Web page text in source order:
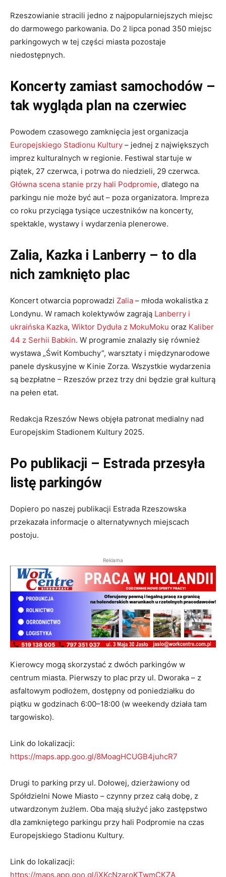
Rzeszowianie stracili jedno z najpopularniejszych miejsc
do darmowego parkowania. Do 2 lipca ponad 350 miejsc
parkingowych w tej części miasta pozostaje
niedostępnych.
Koncerty zamiast samochodów –
tak wygląda plan na czerwiec
Powodem czasowego zamknięcia jest organizacja
Europejskiego Stadionu Kultury – jednej z największych
imprez kulturalnych w regionie. Festiwal startuje w
piątek, 27 czerwca, i potrwa do niedzieli, 29 czerwca.
Główna scena stanie przy hali Podpromie, dlatego na
parkingu nie może być aut – poza organizatora. Impreza
co roku przyciąga tysiące uczestników na koncerty,
spektakle, wystawy i wydarzenia plenerowe.
Zalia, Kazka i Lanberry – to dla
nich zamknięto plac
Koncert otwarcia poprowadzi Zalia – młoda wokalistka z
Londynu. W ramach kolektywów zagrają Lanberry i
ukraińska Kazka, Wiktor Dyduła z MokuMoku oraz Kaliber
44 z Serhii Babkin. W programie znalazły się również
wystawa „Świt Kombuchy”, warsztaty i międzynarodowe
panele dyskusyjne w Kinie Zorza. Wszystkie wydarzenia
są bezpłatne – Rzeszów przez trzy dni będzie grał kulturą
na pełen etat.
Redakcja Rzeszów News objęła patronat medialny nad
Europejskim Stadionem Kultury 2025.
Po publikacji – Estrada przesyła
listę parkingów
Dopiero po naszej publikacji Estrada Rzeszowska
przekazała informacje o alternatywnych miejscach
postoju.
Reklama
Kierowcy mogą skorzystać z dwóch parkingów w
centrum miasta. Pierwszy to plac przy ul. Dworaka – z
asfaltowym podłożem, dostępny od poniedziałku do
piątku w godzinach 6:00–18:00 (w weekendy działa tam
targowisko).
Link do lokalizacji:
https://maps.app.goo.gl/8MoagHCUGB4juhcR7
Drugi to parking przy ul. Dołowej, dzierżawiony od
Spółdzielni Nowe Miasto – czynny przez całą dobę, z
utwardzonym żużlem. Oba mają służyć jako zastępstwo
dla zamkniętego parkingu przy hali Podpromie na czas
Europejskiego Stadionu Kultury.
Link do lokalizacji:
https://maps.app.goo.gl/iXKcNzaroKTwmCKZA